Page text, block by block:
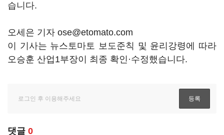
습니다.
오세은 기자 ose@etomato.com
이 기사는 뉴스토마토 보도준칙 및 윤리강령에 따라
오승훈 산업1부장이 최종 확인·수정했습니다.
댓글 0